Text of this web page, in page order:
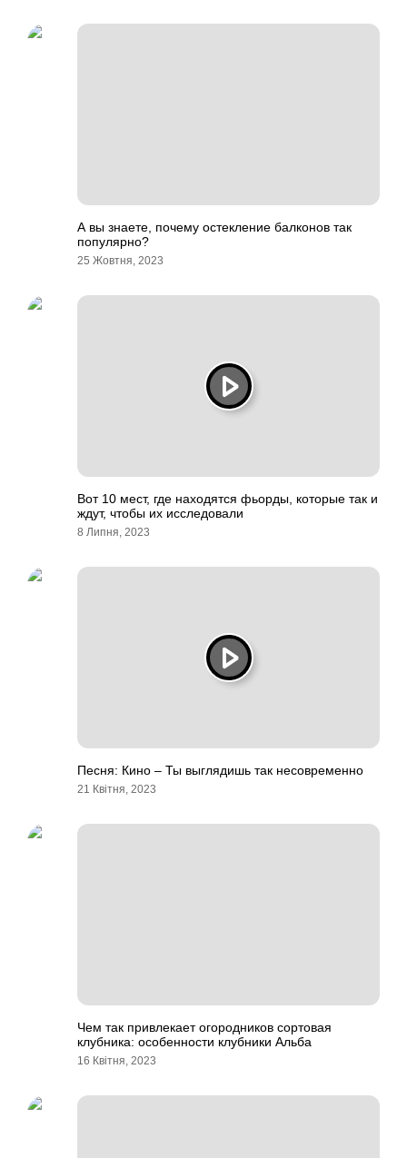
А вы знаете, почему остекление балконов так
популярно?
25 Жовтня, 2023
Вот 10 мест, где находятся фьорды, которые так и
ждут, чтобы их исследовали
8 Липня, 2023
Песня: Кино – Ты выглядишь так несовременно
21 Квітня, 2023
Чем так привлекает огородников сортовая
клубника: особенности клубники Альба
16 Квітня, 2023